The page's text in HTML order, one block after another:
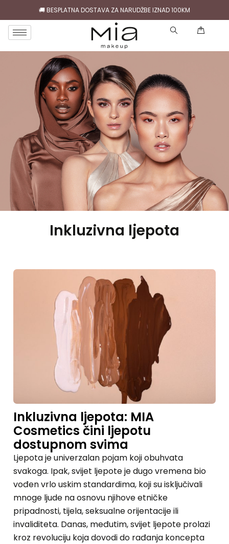
🚚 BESPLATNA DOSTAVA ZA NARUDŽBE IZNAD 100KM
Inkluzivna ljepota
Inkluzivna ljepota: MIA
Cosmetics čini ljepotu
dostupnom svima
Ljepota je univerzalan pojam koji obuhvata
svakoga. Ipak, svijet ljepote je dugo vremena bio
vođen vrlo uskim standardima, koji su isključivali
mnoge ljude na osnovu njihove etničke
pripadnosti, tijela, seksualne orijentacije ili
invaliditeta. Danas, međutim, svijet ljepote prolazi
kroz revoluciju koja dovodi do rađanja koncepta